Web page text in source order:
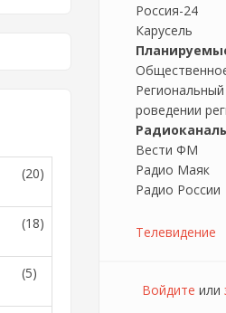
(20)
(18)
(5)
Россия-24
Карусель
роведении
Вести ФМ
Радио Маяк
Радио России
Телевидение
Войдите или